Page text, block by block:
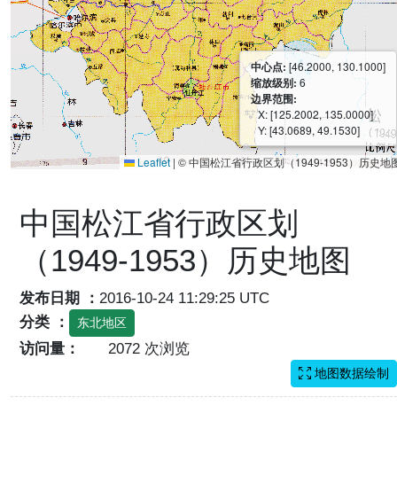
中心点:[46.2000, 130.1000]
缩放级别: 6
边界范围:
X: [125.2002, 135.0000]
Y: [43.0689, 49.1530]
Leaflet | © 中国松江省行政区划（1949-1953）历史地
中国松江省行政区划
（1949-1953）历史地图
发布日期 ： 2016-10-24 11:29:25 UTC
分类 ：
东北地区
访问量： 2072 次浏览
地图数据绘制